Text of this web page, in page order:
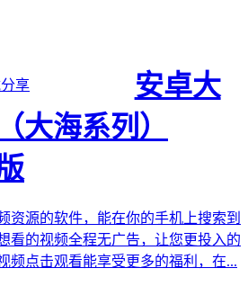
享
安卓大
大海系列）
资源的软件，能在你的手机上搜索到
看的视频全程无广告，让您更投入的
频点击观看能享受更多的福利，在...